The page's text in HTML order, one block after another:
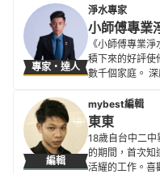
專家・達人
淨水專家
小師傅專業
《小師傅專業
積下來的好評使
數千個家庭。
議，因為服務多
心力，推廣正確
小師傅專業
編輯
mybest編輯
東東
18歲自台中二
的期間，首次知
活耀的工作。喜